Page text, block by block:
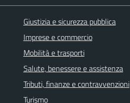
Giustizia e sicurezza pubblica
Imprese e commercio
Mobilità e trasporti
Salute, benessere e assistenza
Tributi, finanze e contravvenzioni
Turismo